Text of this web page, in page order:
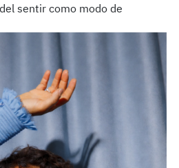
sentir como modo de